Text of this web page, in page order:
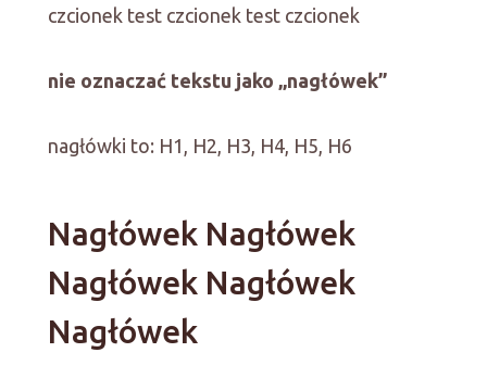
czcionek test czcionek test czcionek
nie oznaczać tekstu jako „nagłówek”
nagłówki to: H1, H2, H3, H4, H5, H6
Nagłówek Nagłówek
Nagłówek Nagłówek
Nagłówek